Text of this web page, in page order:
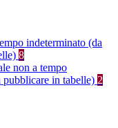
indeterminato (da
8
non a tempo
pubblicare in tabelle) 2